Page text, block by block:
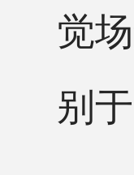
觉
别